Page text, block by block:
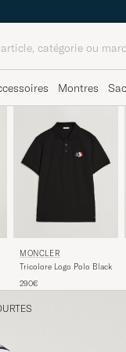
Montres
MONCLER
Tricolore Logo Polo Black
290€